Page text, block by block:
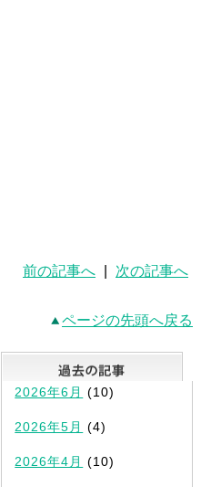
前の記事へ 次の記事へ
ページの先頭へ戻る
最新記事一覧
2026年6月 (10)
2026年5月 (4)
2026年4月 (10)